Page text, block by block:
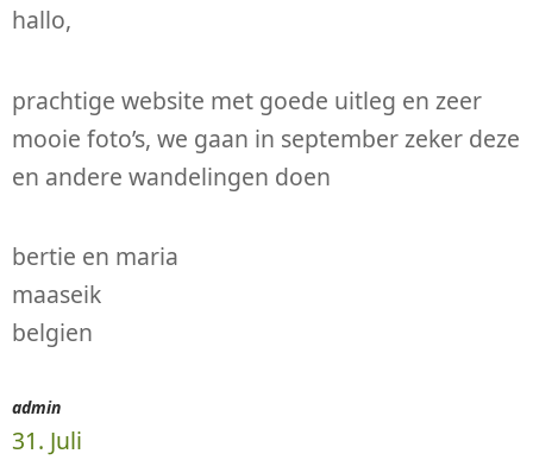
hallo,
prachtige website met goede uitleg en zeer
mooie foto’s, we gaan in september zeker deze
en andere wandelingen doen
bertie en maria
maaseik
belgien
admin
31. Juli